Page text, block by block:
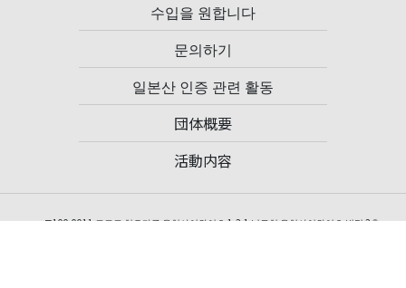
수입을 원합니다
문의하기
일본산 인증 관련 활동
団体概要
活動内容
〒100-0011 도쿄도 치요다구 우치사이와이초 1-2-1 닛토치 우치사이와이초 빌딩 2층